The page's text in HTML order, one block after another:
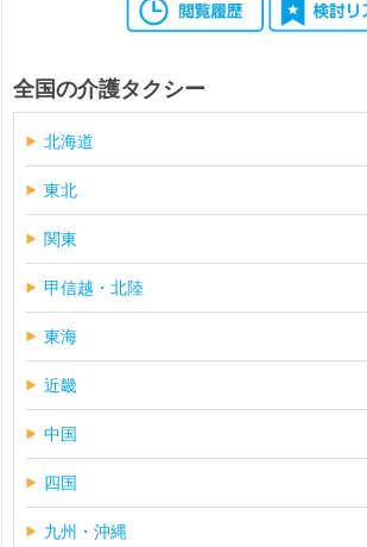
全国の介護タクシー
北海道
東北
関東
甲信越・北陸
東海
近畿
中国
四国
九州・沖縄